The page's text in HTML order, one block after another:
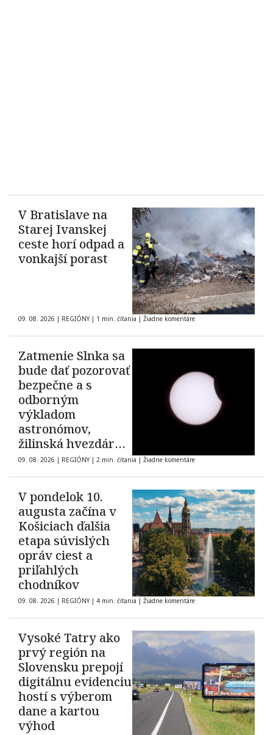
V Bratislave na
Starej Ivanskej
ceste horí odpad a
vonkajší porast
09. 08. 2026 | REGIÓNY | 1 min. čítania | Žiadne komentáre
Zatmenie Slnka sa
bude dať pozorovať
bezpečne a s
odborným
výkladom
astronómov,
žilinská hvezdáreň
pripravila dve
podujatia
09. 08. 2026 | REGIÓNY | 2 min. čítania | Žiadne komentáre
V pondelok 10.
augusta začína v
Košiciach ďalšia
etapa súvislých
opráv ciest a
priľahlých
chodníkov
09. 08. 2026 | REGIÓNY | 4 min. čítania | Žiadne komentáre
Vysoké Tatry ako
prvý región na
Slovensku prepojí
digitálnu evidenciu
hostí s výberom
dane a kartou
výhod